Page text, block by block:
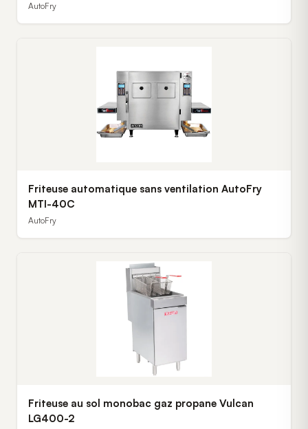
AutoFry
Friteuse automatique sans ventilation AutoFry
MTI-40C
AutoFry
Friteuse au sol monobac gaz propane Vulcan
LG400-2